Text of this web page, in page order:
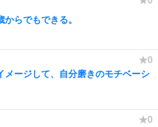
らでもできる。
メージして、自分磨きのモチベーシ